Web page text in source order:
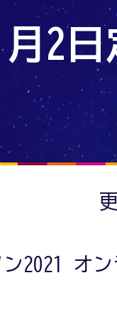
2
ン2021 オ